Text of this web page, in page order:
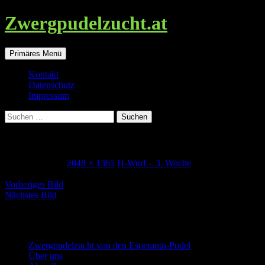
Zwergpudelzucht.at
Suchen
Primäres Menü Zum
Inhalt
Kontakt
Datenschutz
Impressum
Suchen
nach:
2048 × 1365 H-Wurf – 3. Woche
Vorheriges Bild
Nächstes Bild
Zwergpudelzucht von den Esperanto-Pudel
Über uns